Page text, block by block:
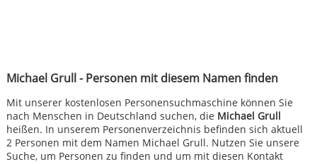
Michael Grull - Personen mit diesem Namen finden
Mit unserer kostenlosen Personensuchmaschine können Sie
nach Menschen in Deutschland suchen, die Michael Grull
heißen. In unserem Personenverzeichnis befinden sich aktuell
2 Personen mit dem Namen Michael Grull. Nutzen Sie unsere
Suche, um Personen zu finden und um mit diesen Kontakt